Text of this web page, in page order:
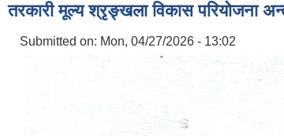
तरकारी मूल्य श्रृङ्खला विकास परियोजना
Submitted on: Mon, 04/27/2026 - 13:02